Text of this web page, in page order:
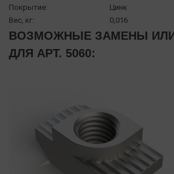
Покрытие:
Цинк
Вес, кг:
0,016
ВОЗМОЖНЫЕ ЗАМЕНЫ
ДЛЯ АРТ. 5060: